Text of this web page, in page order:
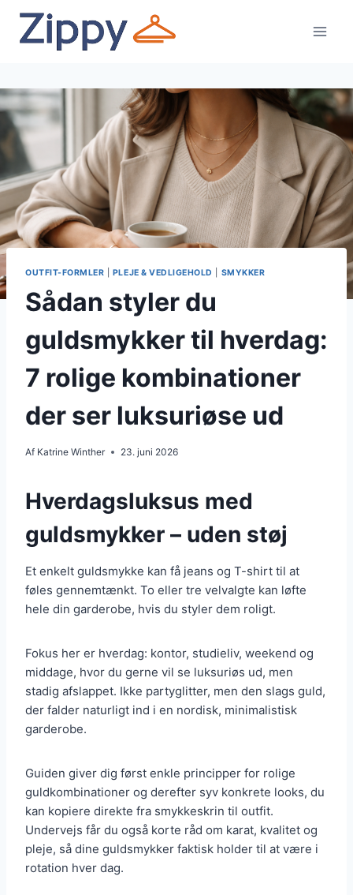
indhold
OUTFIT-FORMLER PLEJE & VEDLIGEHOLD SMYKKER
Sådan styler du
guldsmykker til hverdag:
7 rolige kombinationer
der ser luksuriøse ud
Af Katrine Winther 23. juni 2026
Hverdagsluksus med
guldsmykker – uden støj
Et enkelt guldsmykke kan få jeans og T-shirt til at
føles gennemtænkt. To eller tre velvalgte kan løfte
hele din garderobe, hvis du styler dem roligt.
Fokus her er hverdag: kontor, studieliv, weekend og
middage, hvor du gerne vil se luksuriøs ud, men
stadig afslappet. Ikke partyglitter, men den slags guld,
der falder naturligt ind i en nordisk, minimalistisk
garderobe.
Guiden giver dig først enkle principper for rolige
guldkombinationer og derefter syv konkrete looks, du
kan kopiere direkte fra smykkeskrin til outfit.
Undervejs får du også korte råd om karat, kvalitet og
pleje, så dine guldsmykker faktisk holder til at være i
rotation hver dag.